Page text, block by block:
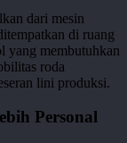
dari mesin
di ruang
yang membutuhkan
roda
lini produksi.
Personal